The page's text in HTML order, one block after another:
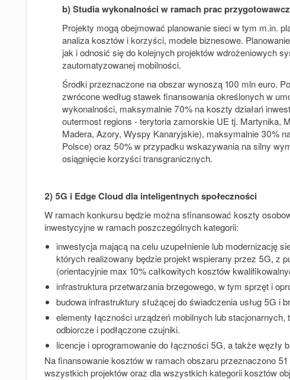
b) Studia wykonalności w ramach prac
Projekty mogą obejmować planowanie sieci w tym m.in.
analiza kosztów i korzyści, modele biznesowe.
jak i odnosić się do kolejnych projektów wdrożeniowych
zautomatyzowanej mobilności.
Środki przeznaczone na obszar wynoszą 100 mln euro.
zwrócone według stawek finansowania określonych w
wykonalności, maksymalnie 70% na koszty działań
outermost regions - terytoria zamorskie UE tj. Martynika,
Madera, Azory, Wyspy Kanaryjskie), maksymalnie 30%
Polsce) oraz 50% w przypadku wskazywania na silny
osiągnięcie korzyści transgranicznych.
2) 5G i Edge Cloud dla inteligentnych społeczności
W ramach konkursu będzie można sfinansować koszty
inwestycyjne w ramach poszczególnych kategorii:
inwestycja mającą na celu uzupełnienie lub modernizację
których realizowany będzie projekt wspierany przez 5G, z
(orientacyjnie max 10% całkowitych kosztów
infrastruktura przetwarzania brzegowego, w tym sprzęt i
budowa infrastruktury służącej do świadczenia usług 5G i
elementy łączności urządzeń mobilnych lub
odbiorcze i podłączone czujniki.
licencje i oprogramowanie do łączności 5G, a także węzły
Na finansowanie kosztów w ramach obszaruprzeznaczono 51
wszystkich projektów oraz dla wszystkich kategorii kosztów